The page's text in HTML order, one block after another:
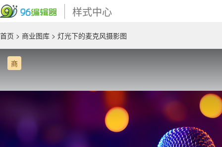
样式中心
首页 > 商业图库 > 灯光下的麦克风摄影图
商